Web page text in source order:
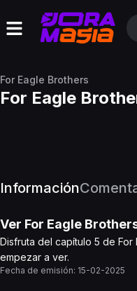
For Eagle Brothers
For Eagle
Información
Ver For Eagle
Disfruta del capítulo 5 de
empezar a ver.
Fecha de emisión: 15-02-2025